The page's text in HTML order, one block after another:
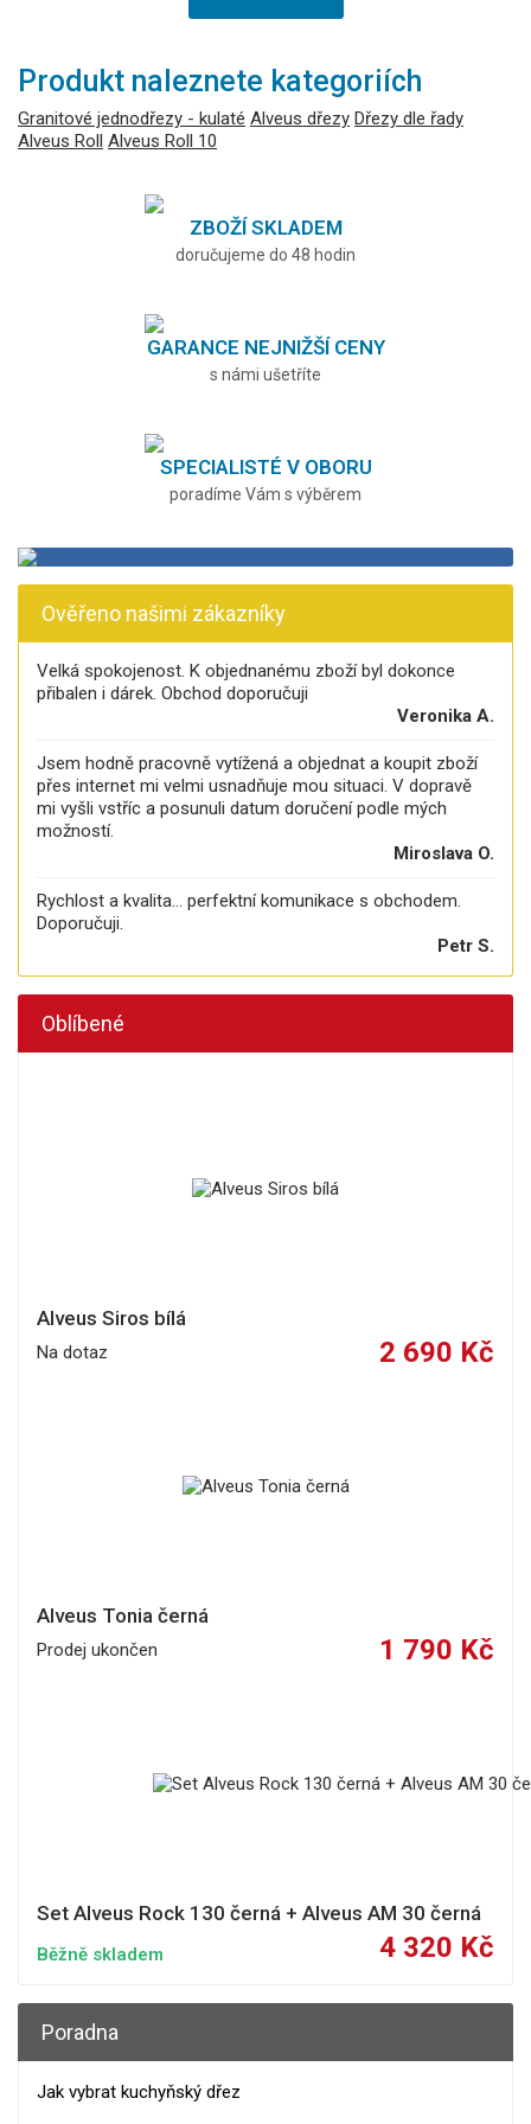
Produkt naleznete kategoriích
Granitové jednodřezy - kulaté Alveus dřezy Dřezy dle řady
Alveus Roll Alveus Roll 10
ZBOŽÍ SKLADEM
doručujeme do 48 hodin
GARANCE NEJNIŽŠÍ CENY
s námi ušetříte
SPECIALISTÉ V OBORU
poradíme Vám s výběrem
Ověřeno našimi zákazníky
Velká spokojenost. K objednanému zboží byl dokonce
přibalen i dárek. Obchod doporučuji
Veronika A.
Jsem hodně pracovně vytížená a objednat a koupit zboží
přes internet mi velmi usnadňuje mou situaci. V dopravě
mi vyšli vstříc a posunuli datum doručení podle mých
možností.
Miroslava O.
Rychlost a kvalita... perfektní komunikace s obchodem.
Doporučuji.
Petr S.
Oblíbené
Alveus Siros bílá
Na dotaz 2 690 Kč
Alveus Tonia černá
Prodej ukončen 1 790 Kč
Set Alveus Rock 130 černá + Alveus AM 30 černá
Běžně skladem 4 320 Kč
Poradna
Jak vybrat kuchyňský dřez